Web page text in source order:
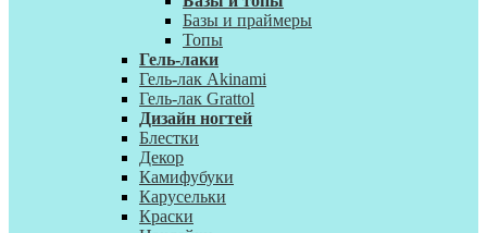
Базы и праймеры
Топы
Гель-лаки
Гель-лак Akinami
Гель-лак Grattol
Дизайн ногтей
Блестки
Декор
Камифубуки
Карусельки
Краски